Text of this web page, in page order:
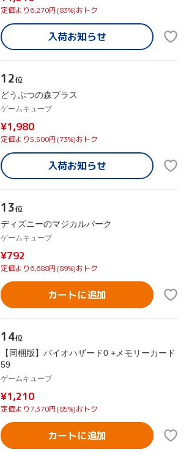
定価より6,270円(83%)おトク
入荷お知らせ
12位
どうぶつの森プラス
ゲームキューブ
¥1,980
定価より5,500円(73%)おトク
入荷お知らせ
13位
ディズニーのマジカルパーク
ゲームキューブ
¥792
定価より6,688円(89%)おトク
カートに追加
14位
【同梱版】バイオハザード0 +メモリーカード
59
ゲームキューブ
¥1,210
定価より7,370円(85%)おトク
カートに追加